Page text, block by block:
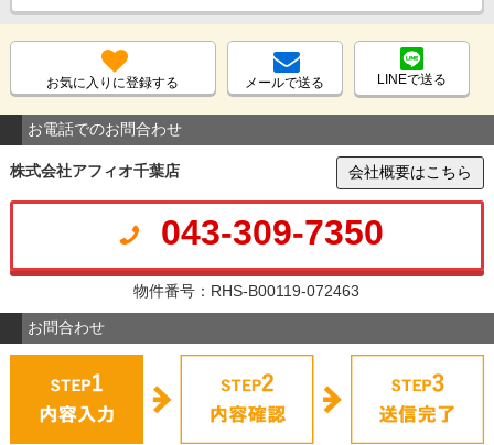
お気に入りに登録する メールで送る LINEで送る
お電話でのお問合わせ
株式会社アフィオ千葉店 会社概要はこちら
043-309-7350
物件番号：RHS-B00119-072463
お問合わせ